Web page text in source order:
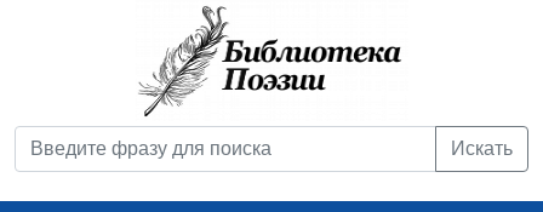
Искать